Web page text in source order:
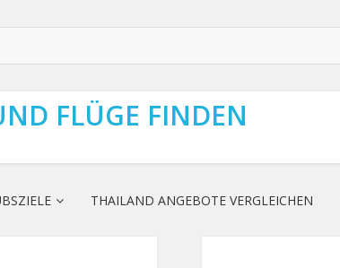
FLÜGE FINDEN
THAILAND ANGEBOTE VERGLEICHEN